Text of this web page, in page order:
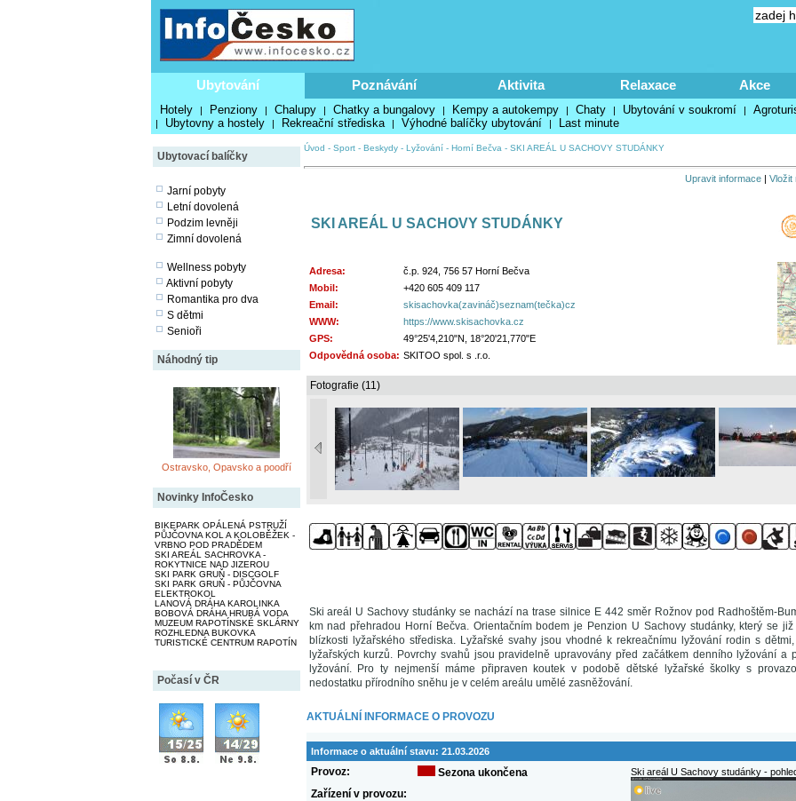
Ubytování Poznávání Aktivita Relaxace Akce
Hotely | Penziony | Chalupy | Chatky a bungalovy | Kempy a autokempy | Chaty | Ubytování v soukromí |
| Ubytovny a hostely | Rekreační střediska | Výhodné balíčky ubytování | Last minute
Ubytovací balíčky
Jarní pobyty
Letní dovolená
Podzim levněji
Zimní dovolená
Wellness pobyty
Aktivní pobyty
Romantika pro dva
S dětmi
Senioři
Náhodný tip
Ostravsko, Opavsko a poodří
Novinky InfoČesko
BIKEPARK OPÁLENÁ PSTRUŽÍ
PŮJČOVNA KOL A KOLOBĚŽEK -
VRBNO POD PRADĚDEM
SKI AREÁL SACHROVKA -
ROKYTNICE NAD JIZEROU
SKI PARK GRUŇ - DISCGOLF
SKI PARK GRUŇ - PŮJČOVNA
ELEKTROKOL
LANOVÁ DRÁHA KAROLINKA
BOBOVÁ DRÁHA HRUBÁ VODA
MUZEUM RAPOTÍNSKÉ SKLÁRNY
ROZHLEDNA BUKOVKA
TURISTICKÉ CENTRUM RAPOTÍN
Počasí v ČR
Úvod - Sport- Beskydy- Lyžování- Horní Bečva - SKI AREÁL U SACHOVY STUDÁNKY
Upravit informace| Vložit
SKI AREÁL U SACHOVY STUDÁNKY
Adresa:
č.p. 924, 756 57 Horní Bečva
Mobil:
+420 605 409 117
Email:
skisachovka(zavináč)seznam(tečka)cz
WWW:
https://www.skisachovka.cz
GPS:
49°25'4,210"N, 18°20'21,770"E
Odpovědná osoba: SKITOO spol. s .r.o.
Fotografie (11)
Ski areál U Sachovy studánky se nachází na trase silnice E 442 směr Rožnov pod Radhoštěm-
km nad přehradou Horní Bečva. Orientačním bodem je Penzion U Sachovy studánky, který se
blízkosti lyžařského střediska. Lyžařské svahy jsou vhodné k rekreačnímu lyžování rodin s
lyžařských kurzů. Povrchy svahů jsou pravidelně upravovány před začátkem denního lyžování a
lyžování. Pro ty nejmenší máme připraven koutek v podobě dětské lyžařské školky s
nedostatku přírodního sněhu je v celém areálu umělé zasněžování.
AKTUÁLNÍ INFORMACE O PROVOZU
Informace o aktuální stavu: 21.03.2026
Provoz:
Sezona ukončena
Zařízení v provozu:
Ski areál U Sachovy studánky -